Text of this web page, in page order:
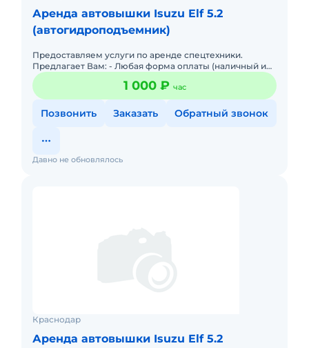
Аренда автовышки Isuzu Elf 5.2
(автогидроподъемник)
Предоставляем услуги по аренде спецтехники.
Предлагает Вам: - Любая форма оплаты (наличный и
безналичный расчет) - Большой парк техники; -
Техника в отличном
1 000 ₽ час
Позвонить Заказать Обратный звонок
Давно не обновлялось
Краснодар
Аренда автовышки Isuzu Elf 5.2